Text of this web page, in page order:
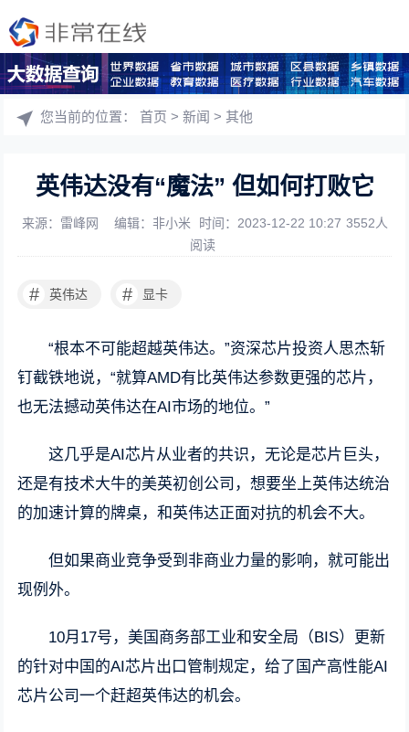
您当前的位置：首页 >新闻 >其他
英伟达没有“魔法” 但如何打败它
来源：雷峰网 编辑：非小米 时间：2023-12-22 10:27 3552人
阅读
# 英伟达 # 显卡
“根本不可能超越英伟达。”资深芯片投资人思杰斩
钉截铁地说，“就算AMD有比英伟达参数更强的芯片，
也无法撼动英伟达在AI市场的地位。”
这几乎是AI芯片从业者的共识，无论是芯片巨头，
还是有技术大牛的美英初创公司，想要坐上英伟达统治
的加速计算的牌桌，和英伟达正面对抗的机会不大。
但如果商业竞争受到非商业力量的影响，就可能出
现例外。
10月17号，美国商务部工业和安全局（BIS）更新
的针对中国的AI芯片出口管制规定，给了国产高性能AI
芯片公司一个赶超英伟达的机会。